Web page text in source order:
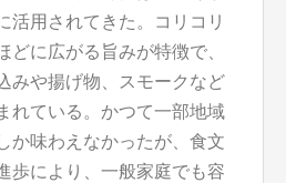
活用されてきた。コリコリ
どに広がる旨みが特徴で、
みや揚げ物、スモークなど
れている。かつて一部地域
か味わえなかったが、食文
歩により、一般家庭でも容